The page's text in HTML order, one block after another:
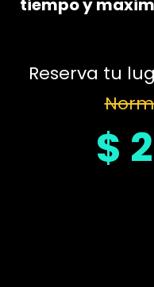
tiempo y
Reserva tu
$